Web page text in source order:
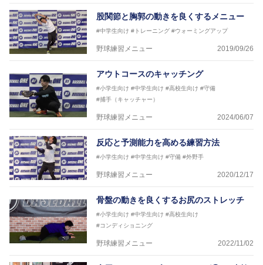
股関節と胸郭の動きを良くするメニュー
#中学生向け #トレーニング #ウォーミングアップ
野球練習メニュー 2019/09/26
アウトコースのキャッチング
#小学生向け #中学生向け #高校生向け #守備
#捕手（キャッチャー）
野球練習メニュー 2024/06/07
反応と予測能力を高める練習方法
#小学生向け #中学生向け #守備 #外野手
野球練習メニュー 2020/12/17
骨盤の動きを良くするお尻のストレッチ
#小学生向け #中学生向け #高校生向け
#コンディショニング
野球練習メニュー 2022/11/02